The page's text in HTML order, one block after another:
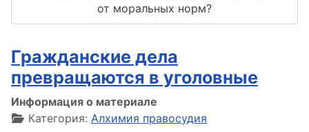
от моральных норм?
Гражданские дела
превращаются в уголовные
Информация о материале
Категория: Алхимия правосудия